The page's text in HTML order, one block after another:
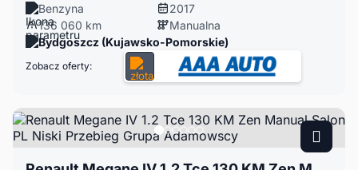
Benzyna
2017
136 060 km
Manualna
Bydgoszcz (Kujawsko-Pomorskie)
Zobacz oferty: